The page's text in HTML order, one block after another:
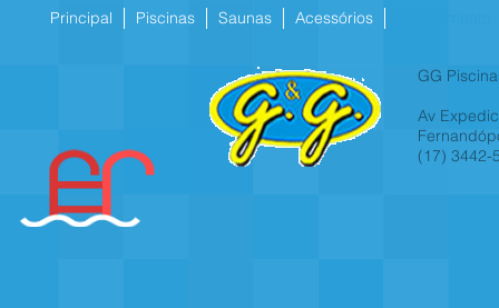
Principal Piscinas Saunas Acessórios
GG
Av
(17) 3442-